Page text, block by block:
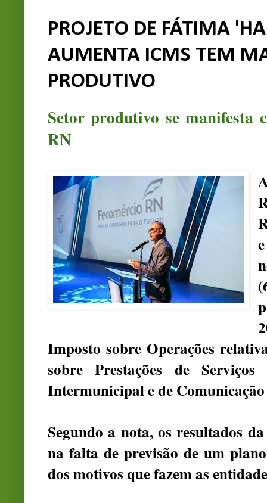
PROJETO DE FÁTIMA
AUMENTA ICMS TEM
PRODUTIVO
Setor produtivo se
RN
Imposto sobre Operações
sobre Prestações de
Intermunicipal e de
Segundo a nota, os resultados
na falta de previsão de um
dos motivos que fazem as